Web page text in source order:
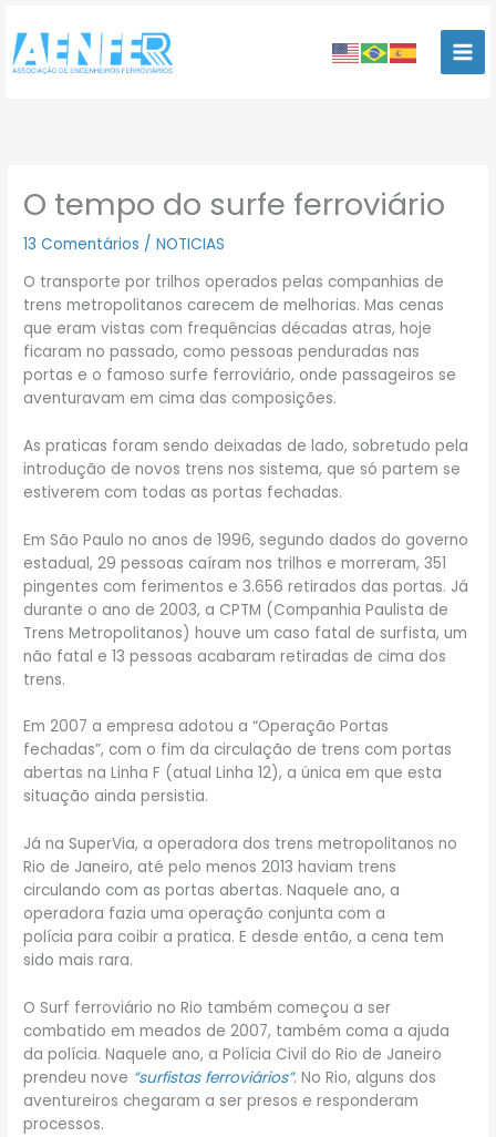
para
conteúdo
O tempo do surfe ferroviário
13 Comentários /NOTICIAS
O transporte por trilhos operados pelas companhias de
trens metropolitanos carecem de melhorias. Mas cenas
que eram vistas com frequências décadas atras, hoje
ficaram no passado, como pessoas penduradas nas
portas e o famoso surfe ferroviário, onde passageiros se
aventuravam em cima das composições.
As praticas foram sendo deixadas de lado, sobretudo pela
introdução de novos trens nos sistema, que só partem se
estiverem com todas as portas fechadas.
Em São Paulo no anos de 1996, segundo dados do governo
estadual, 29 pessoas caíram nos trilhos e morreram, 351
pingentes com ferimentos e 3.656 retirados das portas. Já
durante o ano de 2003, a CPTM (Companhia Paulista de
Trens Metropolitanos) houve um caso fatal de surfista, um
não fatal e 13 pessoas acabaram retiradas de cima dos
trens.
Em 2007 a empresa adotou a “Operação Portas
fechadas”, com o fim da circulação de trens com portas
abertas na Linha F (atual Linha 12), a única em que esta
situação ainda persistia.
Já na SuperVia, a operadora dos trens metropolitanos no
Rio de Janeiro, até pelo menos 2013 haviam trens
circulando com as portas abertas. Naquele ano, a
operadora fazia uma operação conjunta com a
polícia para coibir a pratica. E desde então, a cena tem
sido mais rara.
O Surf ferroviário no Rio também começou a ser
combatido em meados de 2007, também coma a ajuda
da polícia. Naquele ano, a Polícia Civil do Rio de Janeiro
prendeu nove “surfistas ferroviários”. No Rio, alguns dos
aventureiros chegaram a ser presos e responderam
processos.